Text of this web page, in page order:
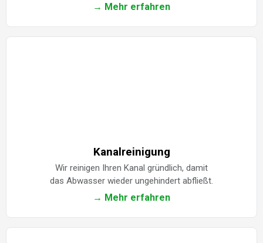
→ Mehr erfahren
Kanalreinigung
Wir reinigen Ihren Kanal gründlich, damit
das Abwasser wieder ungehindert abfließt.
→ Mehr erfahren